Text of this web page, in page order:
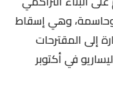
وحاسمة، وهي إسقاط
إلى المقترحات
في أكتوبر